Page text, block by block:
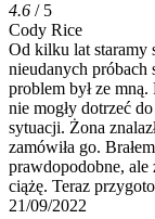
4.6 / 5
Cody Rice
Od kilku lat staramy
nieudanych próbach
problem był ze
nie mogły dotrzeć
sytuacji. Żona
zamówiła go.
prawdopodobne, ale
ciążę. Teraz
21/09/2022